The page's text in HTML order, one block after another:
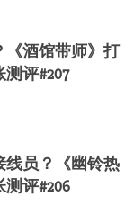
《酒馆带师》打
评#207
线员？《幽铃热
评#206